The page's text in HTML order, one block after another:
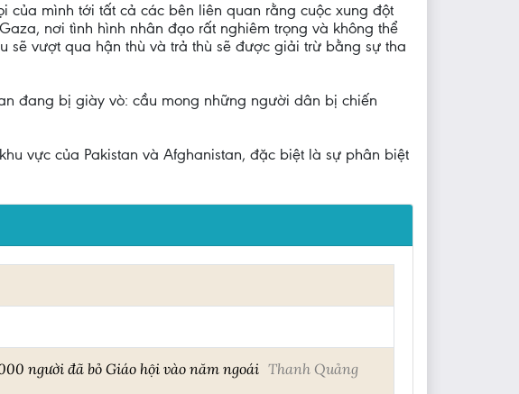
của mình tới tất cả các bên liên quan rằng cuộc xung đột
nơi tình hình nhân đạo rất nghiêm trọng và không thể
sẽ vượt qua hận thù và trả thù sẽ được giải trừ bằng sự tha
đang bị giày vò: cầu mong những người dân bị chiến
vực của Pakistan và Afghanistan, đặc biệt là sự phân biệt
người đã bỏ Giáo hội vào năm ngoái Thanh Quảng